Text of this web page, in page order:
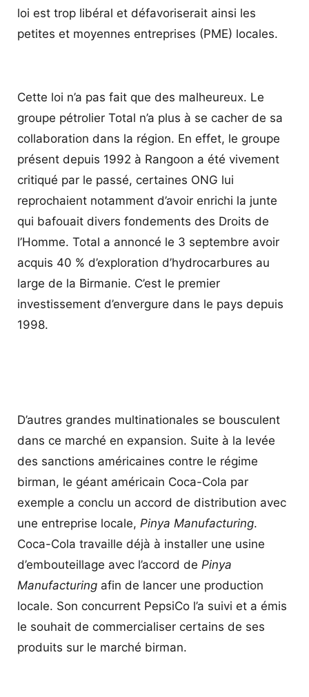
loi est trop libéral et défavoriserait ainsi les
petites et moyennes entreprises (PME) locales.
Cette loi n’a pas fait que des malheureux. Le
groupe pétrolier Total n’a plus à se cacher de sa
collaboration dans la région. En effet, le groupe
présent depuis 1992 à Rangoon a été vivement
critiqué par le passé, certaines ONG lui
reprochaient notamment d’avoir enrichi la junte
qui bafouait divers fondements des Droits de
l’Homme. Total a annoncé le 3 septembre avoir
acquis 40 % d’exploration d’hydrocarbures au
large de la Birmanie. C’est le premier
investissement d’envergure dans le pays depuis
1998.
D’autres grandes multinationales se bousculent
dans ce marché en expansion. Suite à la levée
des sanctions américaines contre le régime
birman, le géant américain Coca-Cola par
exemple a conclu un accord de distribution avec
une entreprise locale, Pinya Manufacturing.
Coca-Cola travaille déjà à installer une usine
d’embouteillage avec l’accord de Pinya
Manufacturing afin de lancer une production
locale. Son concurrent PepsiCo l’a suivi et a émis
le souhait de commercialiser certains de ses
produits sur le marché birman.